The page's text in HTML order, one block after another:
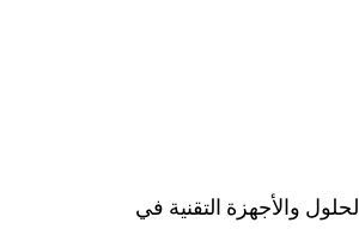
والأجهزة التقنية في